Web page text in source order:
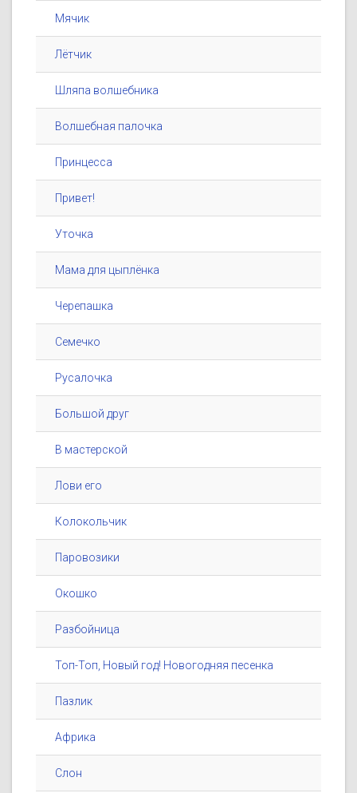
Мячик
Лётчик
Шляпа волшебника
Волшебная палочка
Принцесса
Привет!
Уточка
Мама для цыплёнка
Черепашка
Семечко
Русалочка
Большой друг
В мастерской
Лови его
Колокольчик
Паровозики
Окошко
Разбойница
Топ-Топ, Новый год! Новогодняя песенка
Пазлик
Африка
Слон